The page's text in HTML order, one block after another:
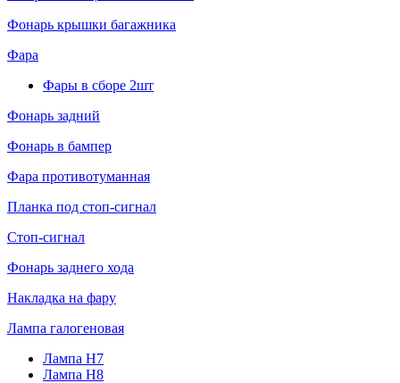
Фонарь крышки багажника
Фара
Фары в сборе 2шт
Фонарь задний
Фонарь в бампер
Фара противотуманная
Планка под стоп-сигнал
Стоп-сигнал
Фонарь заднего хода
Накладка на фару
Лампа галогеновая
Лампа H7
Лампа H8